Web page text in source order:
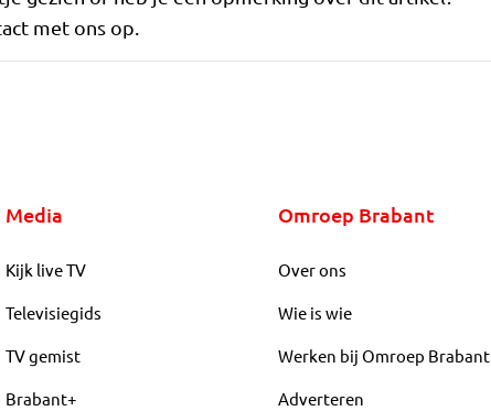
met ons op.
Media
Kijk live TV
Televisiegids
TV gemist
Brabant+
Omroep Brabant
Over ons
Wie is wie
Werken bij Omroep Brabant
Adverteren